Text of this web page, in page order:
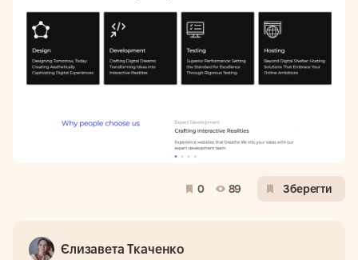
0 89 Зберегти
Єлизавета Ткаченко